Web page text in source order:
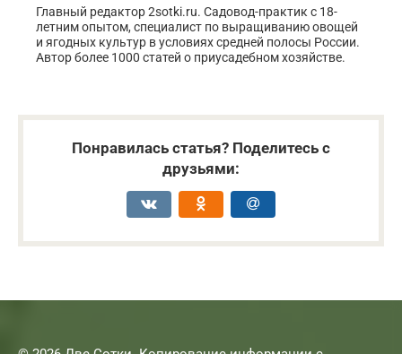
Главный редактор 2sotki.ru. Садовод-практик с 18-
летним опытом, специалист по выращиванию овощей
и ягодных культур в условиях средней полосы России.
Автор более 1000 статей о приусадебном хозяйстве.
Понравилась статья? Поделитесь с
друзьями: